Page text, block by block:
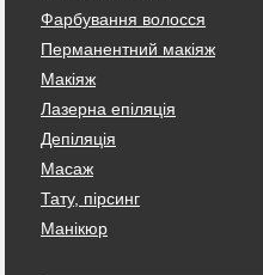
Фарбування волосся
Перманентний макіяж
Макіяж
Лазерна епіляція
Депіляція
Масаж
Тату, пірсинг
Манікюр